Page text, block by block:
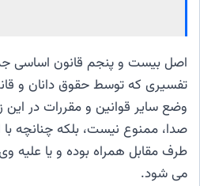
اصل بیست و پنجم قانون اساسی
تفسیری که توسط حقوق دانان و
وضع سایر قوانین و مقررات در
صدا، ممنوع نیست، بلکه چنانچه
طرف مقابل همراه بوده و یا علیه
می شود.